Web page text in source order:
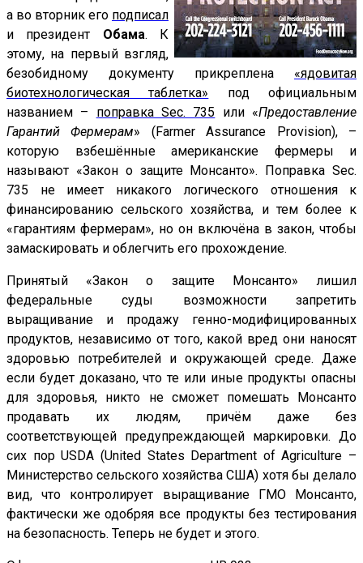
а во вторник его подписал
и президент Обама. К
этому, на первый взгляд,
безобидному документу прикреплена «ядовитая
биотехнологическая таблетка» под официальным
названием – поправка Sec. 735 или «Предоставление
Гарантий Фермерам» (Farmer Assurance Provision), –
которую взбешённые американские фермеры и
называют «Закон о защите Монсанто». Поправка Sec.
735 не имеет никакого логического отношения к
финансированию сельского хозяйства, и тем более к
«гарантиям фермерам», но он включёна в закон, чтобы
замаскировать и облегчить его прохождение.
Принятый «Закон о защите Монсанто» лишил
федеральные суды возможности запретить
выращивание и продажу генно-модифицированных
продуктов, независимо от того, какой вред они наносят
здоровью потребителей и окружающей среде. Даже
если будет доказано, что те или иные продукты опасны
для здоровья, никто не сможет помешать Монсанто
продавать их людям, причём даже без
соответствующей предупреждающей маркировки. До
сих пор USDA (United States Department of Agriculture –
Министерство сельского хозяйства США) хотя бы делало
вид, что контролирует выращивание ГМО Монсанто,
фактически же одобряя все продукты без тестирования
на безопасность. Теперь не будет и этого.